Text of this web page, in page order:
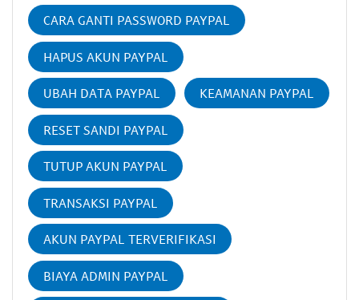
CARA GANTI PASSWORD PAYPAL
HAPUS AKUN PAYPAL
UBAH DATA PAYPAL KEAMANAN PAYPAL
RESET SANDI PAYPAL
TUTUP AKUN PAYPAL
TRANSAKSI PAYPAL
AKUN PAYPAL TERVERIFIKASI
BIAYA ADMIN PAYPAL